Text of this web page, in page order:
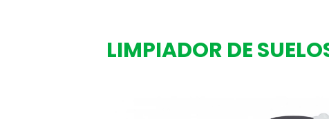
LIMPIADOR DE